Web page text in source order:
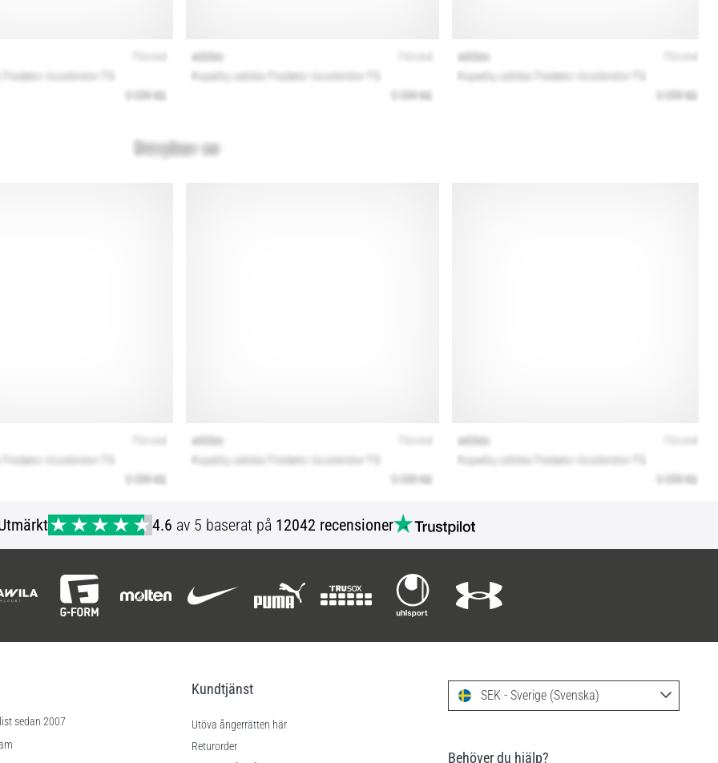
4.6 av 5 baserat på 12042 recensioner
sedan 2007
Kundtjänst
Utöva ångerrätten här
Returorder
SEK - Sverige (Svenska)
Behöver du hjälp?